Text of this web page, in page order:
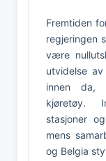
Fremtiden
regjeringen
være
utvidelse
innen da,
kjøretøy.
stasjoner
mens
og Belgia